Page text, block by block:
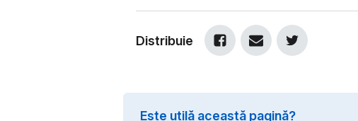
Distribuie
Este utilă această pagină?